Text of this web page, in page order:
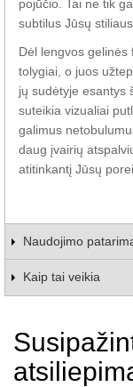
pojūčio. Tai ne tik
subtilus Jūsų
Dėl lengvos
tolygiai, o juos
jų sudėtyje esantys
suteikia vizualiai
galimus
daug įvairių
atitinkantį Jūsų
Naudojimo
Kaip tai veikia